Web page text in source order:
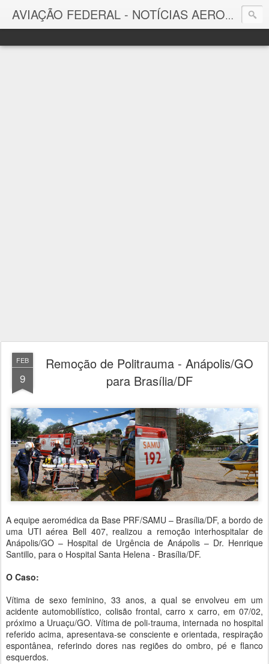
AVIAÇÃO FEDERAL - NOTÍCIAS AERONÁUTICAS & TECNOLOGIAS
Aviação Federal
FEB
9
Remoção de Politrauma - Anápolis/GO
para Brasília/DF
A equipe aeromédica da Base PRF/SAMU – Brasília/DF, a bordo de
uma UTI aérea Bell 407, realizou a remoção interhospitalar de
Anápolis/GO – Hospital de Urgência de Anápolis – Dr. Henrique
Santillo, para o Hospital Santa Helena - Brasília/DF.
O Caso:
Vítima de sexo feminino, 33 anos, a qual se envolveu em um
acidente automobilístico, colisão frontal, carro x carro, em 07/02,
próximo a Uruaçu/GO. Vítima de poli-trauma, internada no hospital
referido acima, apresentava-se consciente e orientada, respiração
espontânea, referindo dores nas regiões do ombro, pé e flanco
esquerdos.